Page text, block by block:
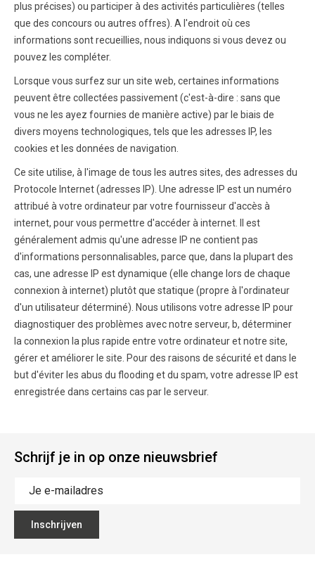
plus précises) ou participer à des activités particulières (telles
que des concours ou autres offres). A l'endroit où ces
informations sont recueillies, nous indiquons si vous devez ou
pouvez les compléter.
Lorsque vous surfez sur un site web, certaines informations
peuvent être collectées passivement (c'est-à-dire : sans que
vous ne les ayez fournies de manière active) par le biais de
divers moyens technologiques, tels que les adresses IP, les
cookies et les données de navigation.
Ce site utilise, à l'image de tous les autres sites, des adresses du
Protocole Internet (adresses IP). Une adresse IP est un numéro
attribué à votre ordinateur par votre fournisseur d'accès à
internet, pour vous permettre d'accéder à internet. Il est
généralement admis qu'une adresse IP ne contient pas
d'informations personnalisables, parce que, dans la plupart des
cas, une adresse IP est dynamique (elle change lors de chaque
connexion à internet) plutôt que statique (propre à l'ordinateur
d'un utilisateur déterminé). Nous utilisons votre adresse IP pour
diagnostiquer des problèmes avec notre serveur, b, déterminer
la connexion la plus rapide entre votre ordinateur et notre site,
gérer et améliorer le site. Pour des raisons de sécurité et dans le
but d'éviter les abus du flooding et du spam, votre adresse IP est
enregistrée dans certains cas par le serveur.
Schrijf je in op onze nieuwsbrief
Inschrijven